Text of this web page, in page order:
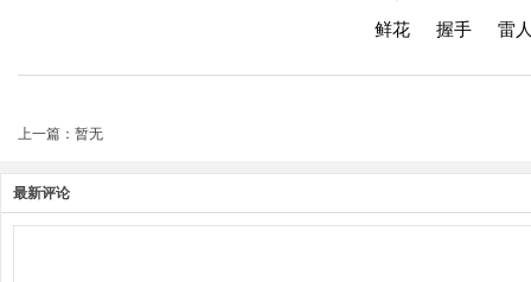
鲜花 握手 雷
上一篇：暂无
最新评论